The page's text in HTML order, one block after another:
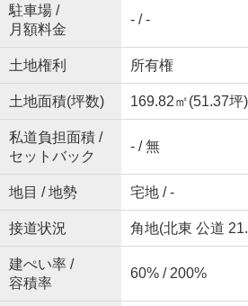
駐車場 /
月額料金
- / -
土地権利 所有権
土地面積(坪数) 169.82㎡(51.37坪)
私道負担面積 /
セットバック
- / 無
地目 / 地勢 宅地 / -
接道状況 角地(北東 公道
建ぺい率 /
容積率
60% / 200%